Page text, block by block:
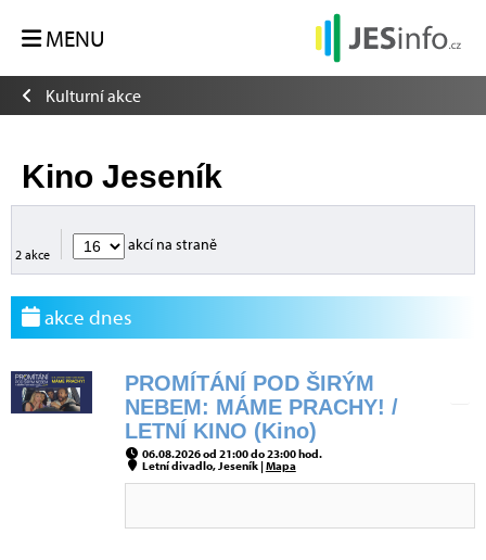
MENU
Kulturní akce
Kino Jeseník
2 akce
akcí na straně
akce dnes
PROMÍTÁNÍ POD ŠIRÝM
NEBEM: MÁME PRACHY! /
LETNÍ KINO (Kino)
06.08.2026 od 21:00 do 23:00 hod.
Letní divadlo, Jeseník |Mapa